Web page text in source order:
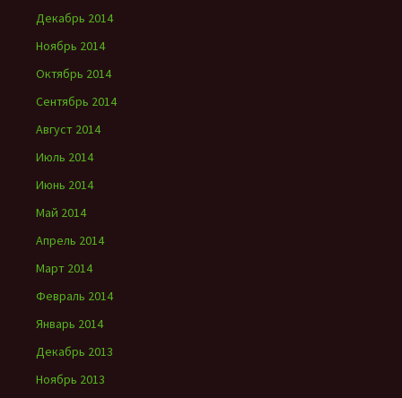
Декабрь 2014
Ноябрь 2014
Октябрь 2014
Сентябрь 2014
Август 2014
Июль 2014
Июнь 2014
Май 2014
Апрель 2014
Март 2014
Февраль 2014
Январь 2014
Декабрь 2013
Ноябрь 2013